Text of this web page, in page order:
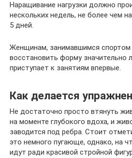
Наращивание нагрузки должно
нескольких недель, не более чем
5 дней.
Женщинам, занимавшимся спортом
восстановить форму значительно
приступает к занятиям впервые.
Как делается
Не достаточно просто втянуть
на моменте глубокого вдоха, и
заводится под ребра. Стоит
это немного пугающе, однако, на
идут ради красивой стройной